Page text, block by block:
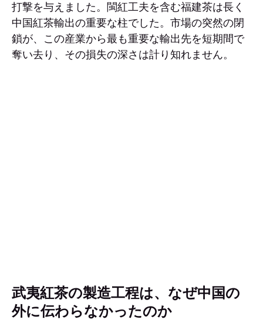
打撃を与えました。閩紅工夫を含む福建茶は長く
中国紅茶輸出の重要な柱でした。市場の突然の閉
鎖が、この産業から最も重要な輸出先を短期間で
奪い去り、その損失の深さは計り知れません。
武夷紅茶の製造工程は、なぜ中国の
外に伝わらなかったのか